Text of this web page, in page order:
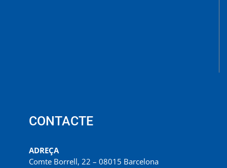
CONTACTE
ADREÇA
Comte Borrell, 22 – 08015 Barcelona